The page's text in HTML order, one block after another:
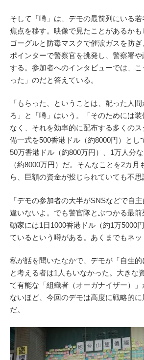
そして「噂」は、デモの最前列にいる
焦点を移す。映像で見たことがあるか
ゴーグルと防毒マスクで催涙ガスを防
ポインターで警察官を挑発し、警察署や
する。参加者へのインタビューでは、
った」のだと答えている。
「もらった、ということは、配った人
ろ」と「噂」はいう。「そのためには
なく、それを効率的に配布する多くの
備一式を500香港ドル（約8000円）とし
50万香港ドル（約800万円）、1万人分
（約8000万円）だ。そんなことを2カ
ら、巨額の資金が投じられていても不思
「デモの参加者の大半がSNSなどで自
違いないよ。でも警官隊とぶつかる最
動家には1日1000香港ドル（約1万5000
ているという噂がある。あくまでもネッ
私が話を聞いたなかで、デモが「自生
と考える者は1人もいなかった。大きな
て有能な「組織者（オーガナイザー）
ないほど、今回のデモは高度に戦略的
だ。